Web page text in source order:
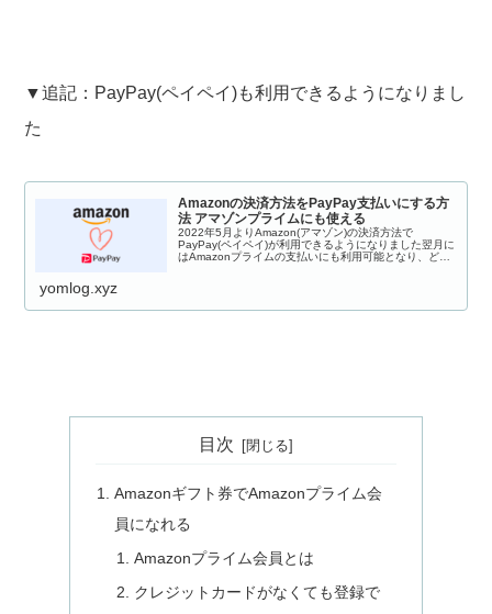
▼追記：PayPay(ペイペイ)も利用できるようになりまし
た
Amazonの決済方法をPayPay支払いにする方
法 アマゾンプライムにも使える
2022年5月よりAmazon(アマゾン)の決済方法で
PayPay(ペイペイ)が利用できるようになりました翌月に
はAmazonプライムの支払いにも利用可能となり、どん
yomlog.xyz
目次
Amazonギフト券でAmazonプライム会
員になれる
Amazonプライム会員とは
クレジットカードがなくても登録で